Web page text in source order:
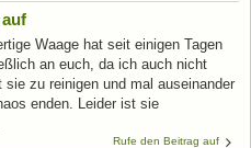
Waage hat seit einigen Tagen
an euch, da ich auch nicht
zu reinigen und mal auseinander
enden. Leider ist sie
Rufe den Beitrag auf